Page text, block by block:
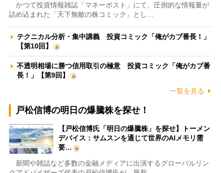
かつて投資情報雑誌「マネーポスト」にて、圧倒的な情報量が
詰め込まれた「天下無敵の株コミック」とし…
テクニカル分析・集中講義 投資コミック「俺がカブ番長！」
【第10回】
不透明相場に勝つ信用取引の極意 投資コミック「俺がカブ番
長！」【第9回】
一覧を見る
戸松信博の明日の爆騰株を探せ！
【戸松信博氏「明日の爆騰株」を探せ】トーメン
デバイス：サムスンを通じて世界のAIメモリ需
要…
新聞や雑誌など多数の金融メディアに出演するグローバルリン